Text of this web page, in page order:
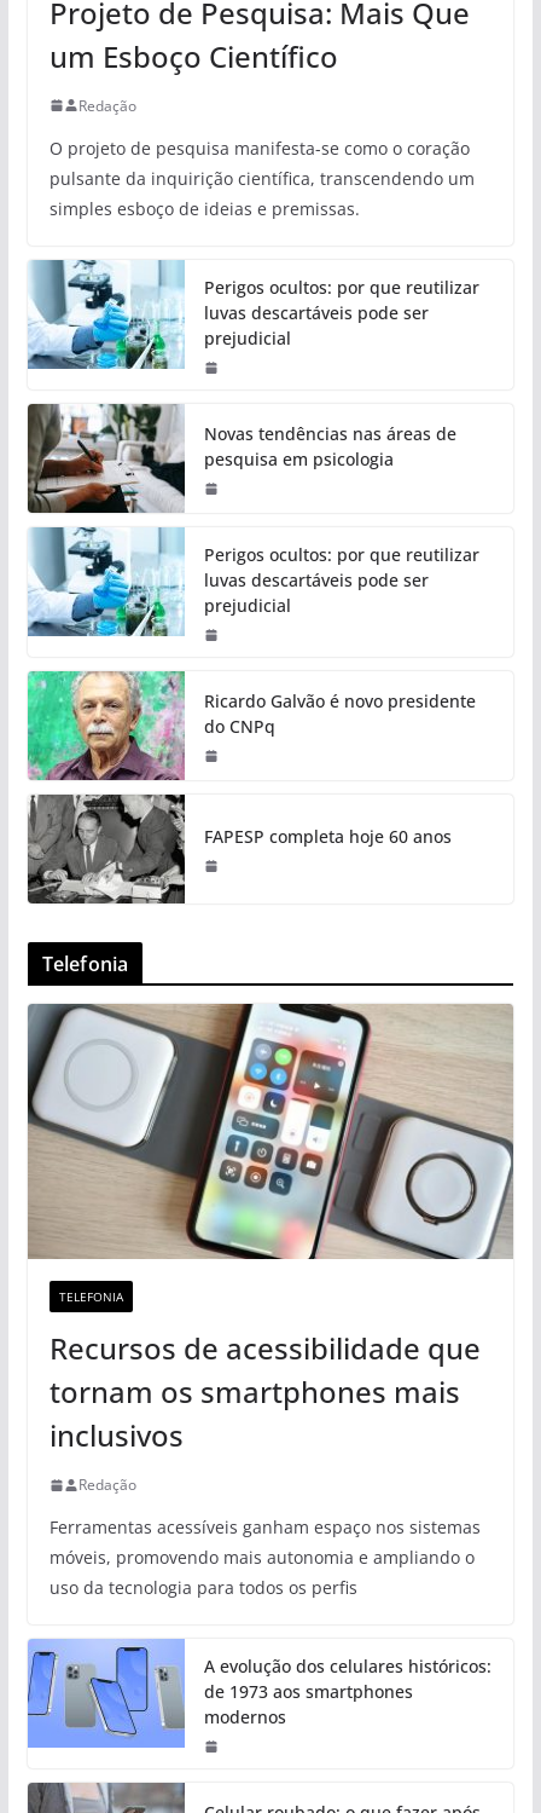
Projeto de Pesquisa: Mais Que
um Esboço Científico
Redação
O projeto de pesquisa manifesta-se como o coração
pulsante da inquirição científica, transcendendo um
simples esboço de ideias e premissas.
Perigos ocultos: por que reutilizar
luvas descartáveis pode ser
prejudicial
Novas tendências nas áreas de
pesquisa em psicologia
Perigos ocultos: por que reutilizar
luvas descartáveis pode ser
prejudicial
Ricardo Galvão é novo presidente
do CNPq
FAPESP completa hoje 60 anos
Telefonia
TELEFONIA
Recursos de acessibilidade que
tornam os smartphones mais
inclusivos
Redação
Ferramentas acessíveis ganham espaço nos sistemas
móveis, promovendo mais autonomia e ampliando o
uso da tecnologia para todos os perfis
A evolução dos celulares históricos:
de 1973 aos smartphones
modernos